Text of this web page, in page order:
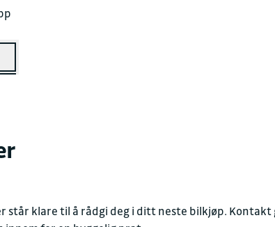
står klare til å rådgi deg i ditt neste bilkjøp. Kontakt